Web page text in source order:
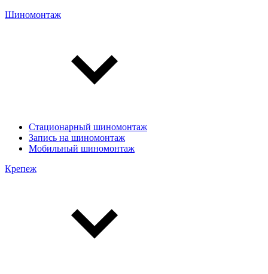
Шиномонтаж
Стационарный шиномонтаж
Запись на шиномонтаж
Мобильный шиномонтаж
Крепеж